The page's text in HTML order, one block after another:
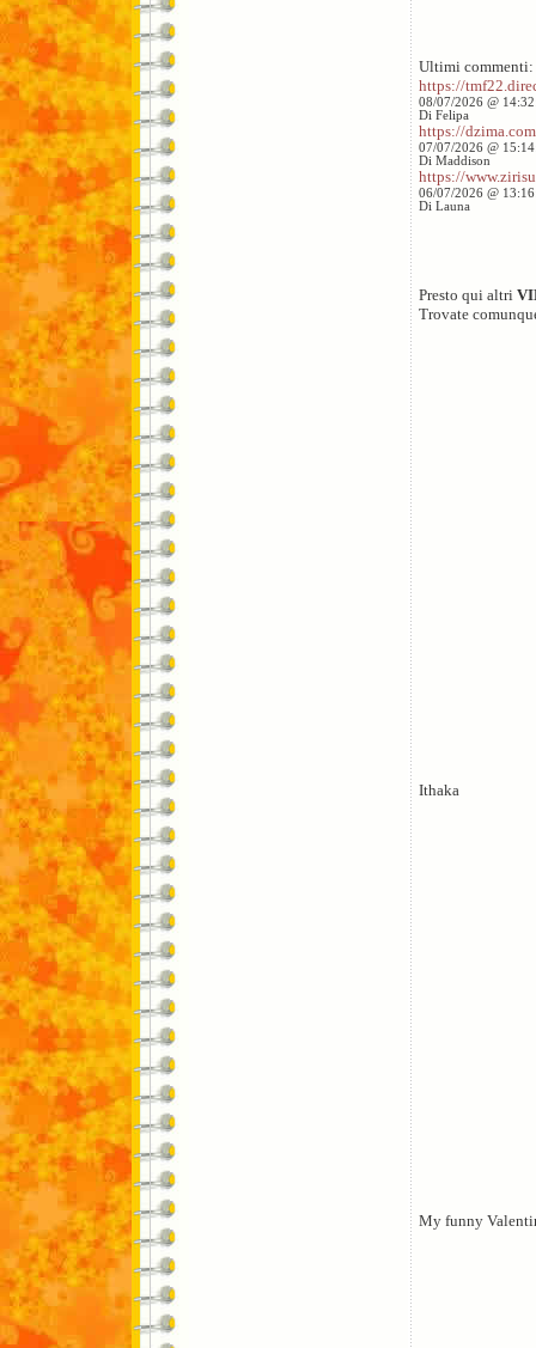
Ultimi commenti:
https://
08/07/2026 @
Di Felipa
https://
07/07/2026 @
Di Maddison
https://
06/07/2026 @
Di Launa
Presto qui altri
Trovate
Ithaka
My funny